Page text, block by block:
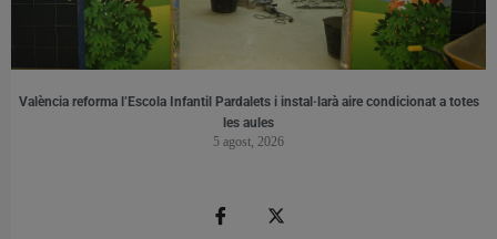
València reforma l’Escola Infantil Pardalets i instal·larà aire condicionat a totes
les aules
5 agost, 2026